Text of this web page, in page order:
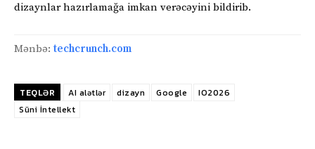
dizaynlar hazırlamağa imkan verəcəyini bildirib.
Mənbə: techcrunch.com
TEQLƏR AI alətlər dizayn Google
IO2026
Süni İntellekt